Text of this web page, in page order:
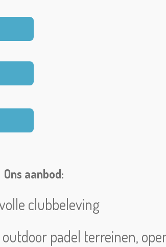
Ons aanbod:
clubbeleving
padel terreinen,